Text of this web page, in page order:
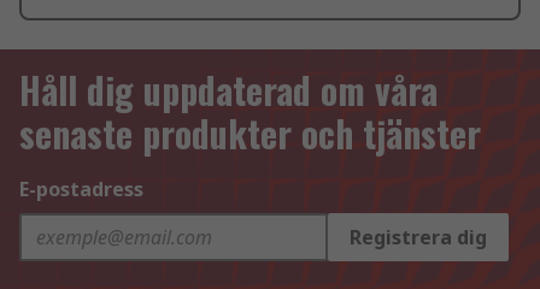
Håll dig uppdaterad om våra
senaste produkter och tjänster
E-postadress
Registrera dig